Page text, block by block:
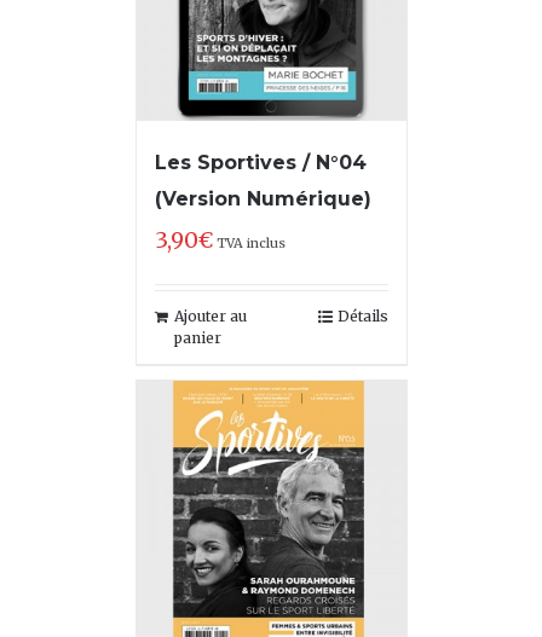
Les Sportives / N°04
(Version Numérique)
3,90€ TVA inclus
Ajouter au
panier
Détails